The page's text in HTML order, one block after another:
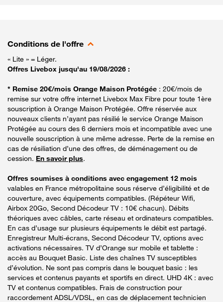
Conditions de l'offre
« Lite » = Léger.
Offres Livebox jusqu'au 19/08/2026 :
* Remise 20€/mois Orange Maison Protégée : 20€/mois de
remise sur votre offre internet Livebox Max Fibre pour toute 1ère
souscription à Orange Maison Protégée. Offre réservée aux
nouveaux clients n’ayant pas résilié le service Orange Maison
Protégée au cours des 6 derniers mois et incompatible avec une
nouvelle souscription à une même adresse. Perte de la remise en
cas de résiliation d’une des offres, de déménagement ou de
cession. En savoir plus.
Offres soumises à conditions avec engagement 12 mois
valables en France métropolitaine sous réserve d’éligibilité et de
couverture, avec équipements compatibles. (Répéteur Wifi,
Airbox 20Go, Second Décodeur TV : 10€ chacun). Débits
théoriques avec câbles, carte réseau et ordinateurs compatibles.
En cas d’usage sur plusieurs équipements le débit est partagé.
Enregistreur Multi-écrans, Second Décodeur TV, options avec
activations nécessaires. TV d’Orange sur mobile et tablette :
accès au Bouquet Basic. Liste des chaînes TV susceptibles
d’évolution. Ne sont pas compris dans le bouquet basic : les
services et contenus payants et sportifs en direct. UHD 4K : avec
TV et contenus compatibles. Frais de construction pour
raccordement ADSL/VDSL, en cas de déplacement technicien